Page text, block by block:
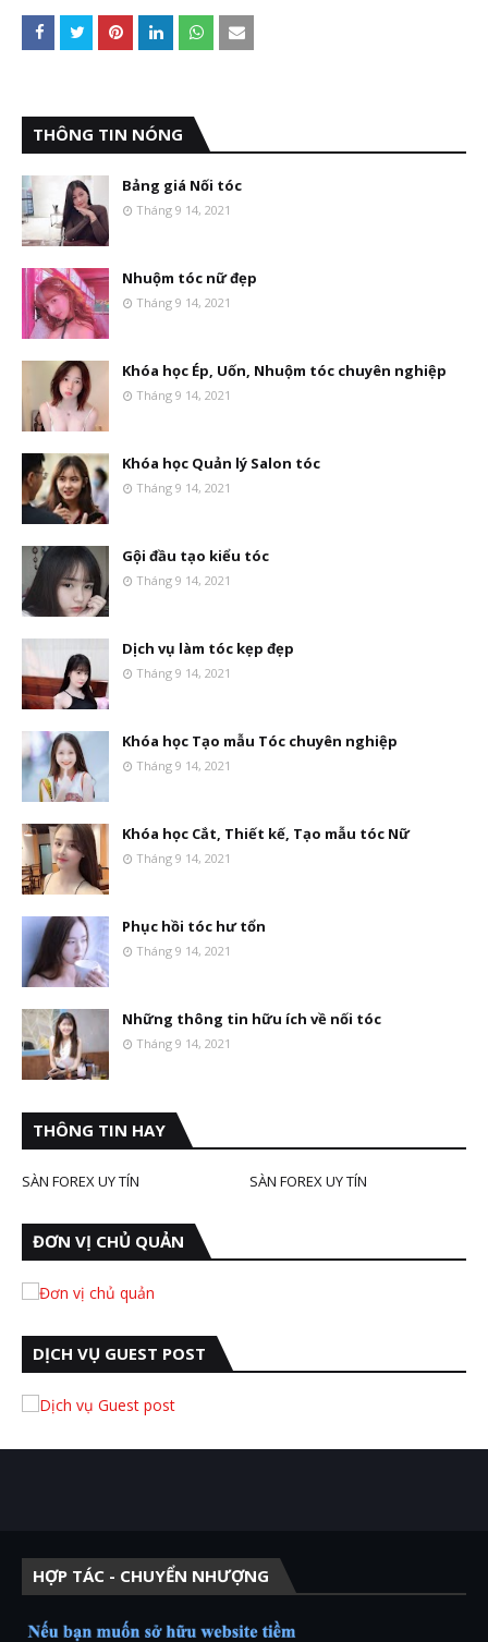
THÔNG TIN NÓNG
Bảng giá Nối tóc
Tháng 9 14, 2021
Nhuộm tóc nữ đẹp
Tháng 9 14, 2021
Khóa học Ép, Uốn, Nhuộm tóc chuyên nghiệp
Tháng 9 14, 2021
Khóa học Quản lý Salon tóc
Tháng 9 14, 2021
Gội đầu tạo kiểu tóc
Tháng 9 14, 2021
Dịch vụ làm tóc kẹp đẹp
Tháng 9 14, 2021
Khóa học Tạo mẫu Tóc chuyên nghiệp
Tháng 9 14, 2021
Khóa học Cắt, Thiết kế, Tạo mẫu tóc Nữ
Tháng 9 14, 2021
Phục hồi tóc hư tổn
Tháng 9 14, 2021
Những thông tin hữu ích về nối tóc
Tháng 9 14, 2021
THÔNG TIN HAY
SÀN FOREX UY TÍN SÀN FOREX UY TÍN
ĐƠN VỊ CHỦ QUẢN
DỊCH VỤ GUEST POST
HỢP TÁC - CHUYỂN NHƯỢNG